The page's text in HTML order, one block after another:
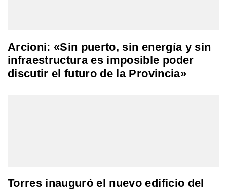
Arcioni: «Sin puerto, sin energía y sin
infraestructura es imposible poder
discutir el futuro de la Provincia»
Torres inauguró el nuevo edificio del